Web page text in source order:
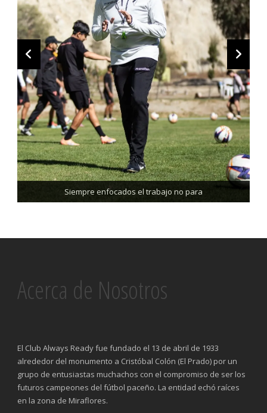
Siempre enfocados el trabajo no para
Trabajando enfocados, listos para el partido de mañana
Acerca de Nosotros
El Club Always Ready fue fundado el 13 de abril de 1933
alrededor del monumento a Cristóbal Colón (El Prado) por un
grupo de entusiastas muchachos con el compromiso de ser los
futuros campeones del fútbol paceño. La entidad echó raíces
en la zona de Miraflores.